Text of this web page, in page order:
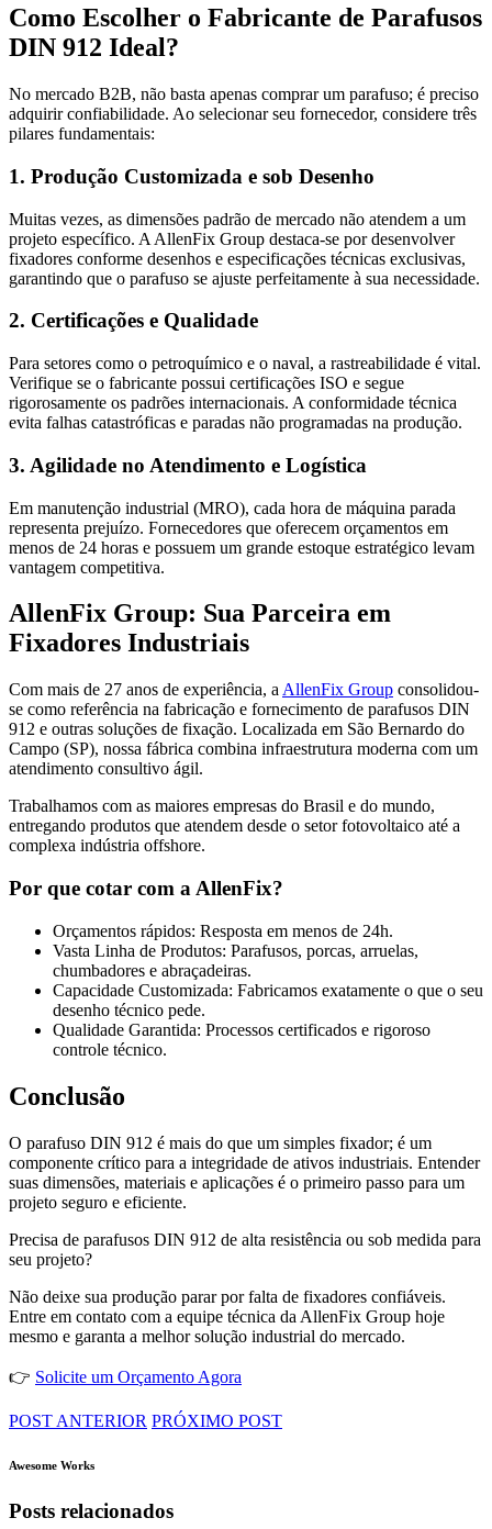
Como Escolher o Fabricante de Parafusos
DIN 912 Ideal?
No mercado B2B, não basta apenas comprar um parafuso; é preciso
adquirir confiabilidade. Ao selecionar seu fornecedor, considere três
pilares fundamentais:
1. Produção Customizada e sob Desenho
Muitas vezes, as dimensões padrão de mercado não atendem a um
projeto específico. A AllenFix Group destaca-se por desenvolver
fixadores conforme desenhos e especificações técnicas exclusivas,
garantindo que o parafuso se ajuste perfeitamente à sua necessidade.
2. Certificações e Qualidade
Para setores como o petroquímico e o naval, a rastreabilidade é vital.
Verifique se o fabricante possui certificações ISO e segue
rigorosamente os padrões internacionais. A conformidade técnica
evita falhas catastróficas e paradas não programadas na produção.
3. Agilidade no Atendimento e Logística
Em manutenção industrial (MRO), cada hora de máquina parada
representa prejuízo. Fornecedores que oferecem orçamentos em
menos de 24 horas e possuem um grande estoque estratégico levam
vantagem competitiva.
AllenFix Group: Sua Parceira em
Fixadores Industriais
Com mais de 27 anos de experiência, a AllenFix Group consolidou-
se como referência na fabricação e fornecimento de parafusos DIN
912 e outras soluções de fixação. Localizada em São Bernardo do
Campo (SP), nossa fábrica combina infraestrutura moderna com um
atendimento consultivo ágil.
Trabalhamos com as maiores empresas do Brasil e do mundo,
entregando produtos que atendem desde o setor fotovoltaico até a
complexa indústria offshore.
Por que cotar com a AllenFix?
Orçamentos rápidos: Resposta em menos de 24h.
Vasta Linha de Produtos: Parafusos, porcas, arruelas,
chumbadores e abraçadeiras.
Capacidade Customizada: Fabricamos exatamente o que o seu
desenho técnico pede.
Qualidade Garantida: Processos certificados e rigoroso
controle técnico.
Conclusão
O parafuso DIN 912 é mais do que um simples fixador; é um
componente crítico para a integridade de ativos industriais. Entender
suas dimensões, materiais e aplicações é o primeiro passo para um
projeto seguro e eficiente.
Precisa de parafusos DIN 912 de alta resistência ou sob medida para
seu projeto?
Não deixe sua produção parar por falta de fixadores confiáveis.
Entre em contato com a equipe técnica da AllenFix Group hoje
mesmo e garanta a melhor solução industrial do mercado.
👉 Solicite um Orçamento Agora
POST ANTERIOR PRÓXIMO POST
Awesome Works
Posts relacionados